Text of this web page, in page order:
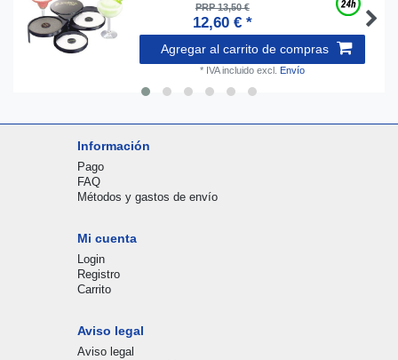
PRP 13,50 €
12,60 € *
Agregar al carrito de compras
* IVA incluido excl. Envío
Información
Pago
FAQ
Métodos y gastos de envío
Mi cuenta
Login
Registro
Carrito
Aviso legal
Aviso legal